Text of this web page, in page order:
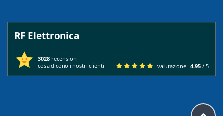
RF Elettronica
3028 recensioni
cosa dicono i nostri clienti
valutazione 4.95 / 5